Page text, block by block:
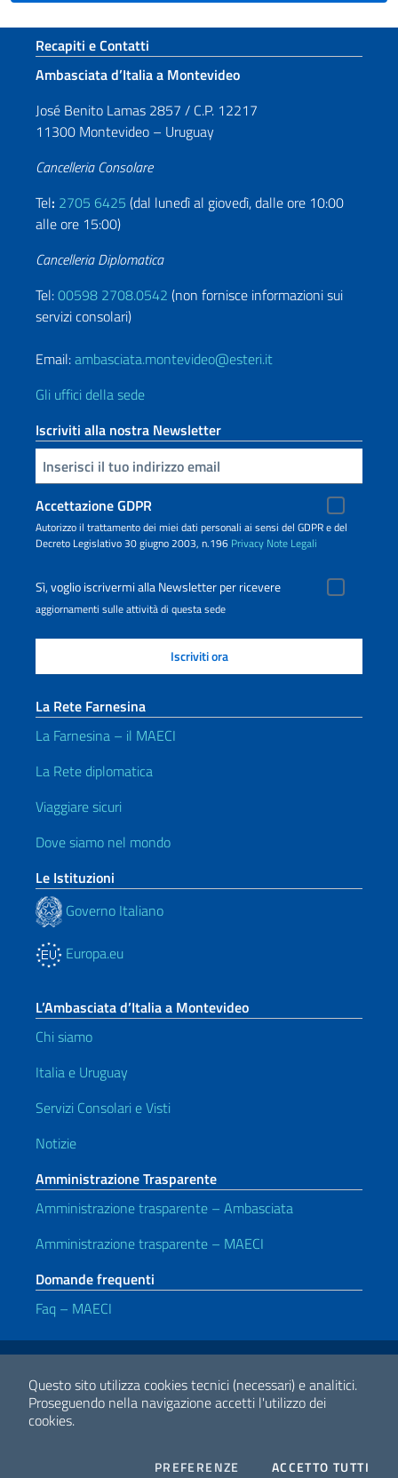
Questo sito utilizza cookies tecnici (necessari) e analitici.
Proseguendo nella navigazione accetti l'utilizzo dei
cookies.
PREFERENZE COOKIESACCETTO TUTTI
Sezione footer
Recapiti e Contatti
Ambasciata d’Italia a Montevideo
José Benito Lamas 2857 / C.P. 12217
11300 Montevideo – Uruguay
Cancelleria Consolare
Tel: 2705 6425 (dal lunedì al giovedì, dalle ore 10:00
alle ore 15:00)
Cancelleria Diplomatica
Tel:00598 2708.0542 (non fornisce informazioni sui
servizi consolari)
Email:ambasciata.montevideo@esteri.it
Gli uffici della sede
Iscriviti alla nostra Newsletter
Inserisci la tua email
Accettazione GDPR
Autorizzo il trattamento dei miei dati personali ai sensi del GDPR e del
Decreto Legislativo 30 giugno 2003, n.196 Privacy Note Legali
Sì, voglio iscrivermi alla Newsletter per ricevere
aggiornamenti sulle attività di questa sede
La Rete Farnesina
La Farnesina – il MAECI
La Rete diplomatica
Viaggiare sicuri
Dove siamo nel mondo
Le Istituzioni
Governo Italiano
Europa.eu
L’Ambasciata d’Italia a Montevideo
Chi siamo
Italia e Uruguay
Servizi Consolari e Visti
Notizie
Amministrazione Trasparente
Amministrazione trasparente – Ambasciata
Amministrazione trasparente – MAECI
Domande frequenti
Faq – MAECI
Link Utili